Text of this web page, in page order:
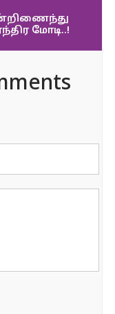
மோடி..!